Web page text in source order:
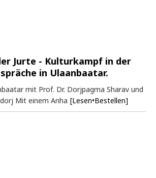
Jurte - Kulturkampf in der
in Ulaanbaatar.
mit Prof. Dr. Dorjpagma Sharav und
Mit einem Anha [Lesen•Bestellen]